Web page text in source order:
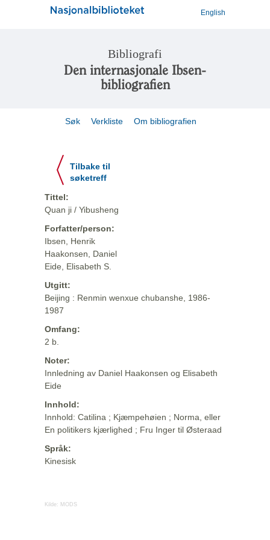
English
Bibliografi
Den internasjonale Ibsen-
bibliografien
Søk Verkliste Om bibliografien
Tilbake til
søketreff
Tittel:
Quan ji / Yibusheng
Forfatter/person:
Ibsen, Henrik
Haakonsen, Daniel
Eide, Elisabeth S.
Utgitt:
Beijing : Renmin wenxue chubanshe, 1986-
1987
Omfang:
2 b.
Noter:
Innledning av Daniel Haakonsen og Elisabeth
Eide
Innhold:
Innhold: Catilina ; Kjæmpehøien ; Norma, eller
En politikers kjærlighed ; Fru Inger til Østeraad
Språk:
Kinesisk
Kilde: MODS